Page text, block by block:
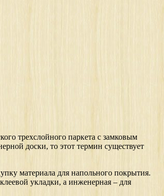
трехслойного паркета с замковым
доски, то этот термин существует
материала для напольного покрытия.
укладки, а инженерная – для